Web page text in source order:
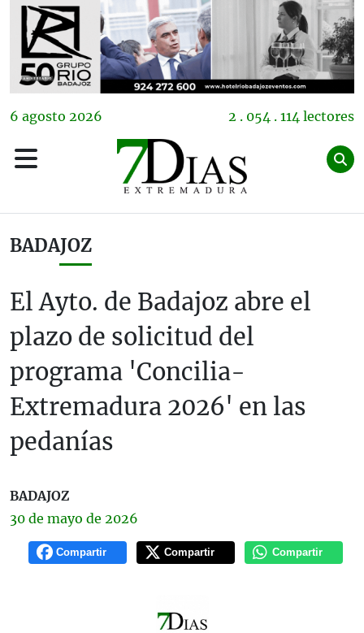
6 agosto 2026 2 . 054 . 114 lectores
BADAJOZ
El Ayto. de Badajoz abre el
plazo de solicitud del
programa 'Concilia-
Extremadura 2026' en las
pedanías
BADAJOZ
30 de mayo de 2026
Compartir Compartir Compartir